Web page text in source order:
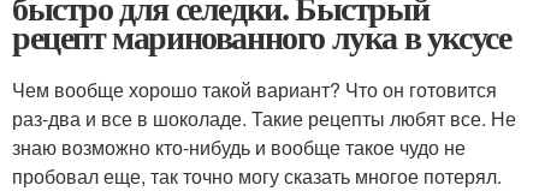
рецепт маринованного лука в уксусе
Чем вообще хорошо такой вариант? Что он готовится
раз-два и все в шоколаде. Такие рецепты любят все. Не
знаю возможно кто-нибудь и вообще такое чудо не
пробовал еще, так точно могу сказать многое потерял.